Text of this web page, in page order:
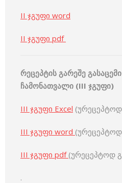
II ჯგუფი word
II ჯგუფი pdf
რეცეპტის გარეშე გასაცემი
ჩამონათვალი (III ჯგუფი)
III ჯგუფი Excel (ურეცეპტოდ
III ჯგუფი word (ურეცეპტოდ
III ჯგუფი pdf (ურეცეპტოდ
.